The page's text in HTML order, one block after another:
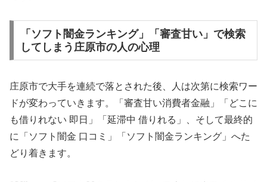
「ソフト闇金ランキング」「審査甘い」で検索
してしまう庄原市の人の心理
庄原市で大手を連続で落とされた後、人は次第に検索ワー
ドが変わっていきます。「審査甘い消費者金融」「どこに
も借りれない 即日」「延滞中 借りれる」、そして最終的
に「ソフト闇金 口コミ」「ソフト闇金ランキング」へた
どり着きます。